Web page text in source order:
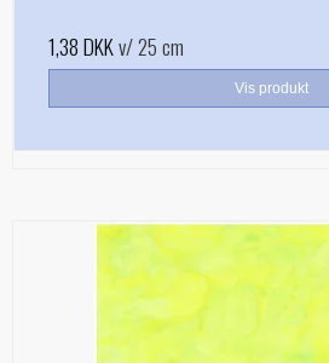
1,38 DKKv/ 25 cm
Vis produkt